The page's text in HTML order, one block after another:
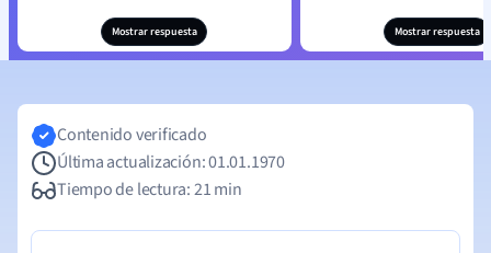
Mostrar respuesta Mostrar respuesta
Contenido verificado
Última actualización: 01.01.1970
Tiempo de lectura: 21 min